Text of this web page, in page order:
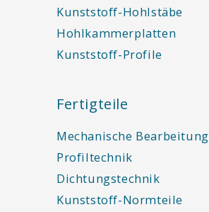
Kunststoff-Hohlstäbe
Hohlkammerplatten
Kunststoff-Profile
Fertigteile
Mechanische Bearbeitung
Profiltechnik
Dichtungstechnik
Kunststoff-Normteile